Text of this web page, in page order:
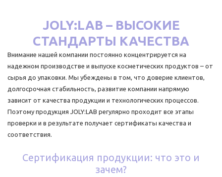
JOLY:LAB – ВЫСОКИЕ
СТАНДАРТЫ КАЧЕСТВА
Внимание нашей компании постоянно концентрируется на
надежном производстве и выпуске косметических продуктов – от
сырья до упаковки. Мы убеждены в том, что доверие клиентов,
долгосрочная стабильность, развитие компании напрямую
зависит от качества продукции и технологических процессов.
Поэтому продукция JOLY:LAB регулярно проходит все этапы
проверки и в результате получает сертификаты качества и
соответствия.
Сертификация продукции: что это и
зачем?